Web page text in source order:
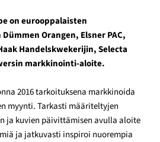
on eurooppalaisten
Orangen, Elsner PAC,
Handelskwekerijin, Selecta
markkinointi-aloite.
2016 tarkoituksena markkinoida
myynti. Tarkasti määriteltyjen
ja kuvien päivittämisen avulla aloite
ja jatkuvasti inspiroi nuorempia